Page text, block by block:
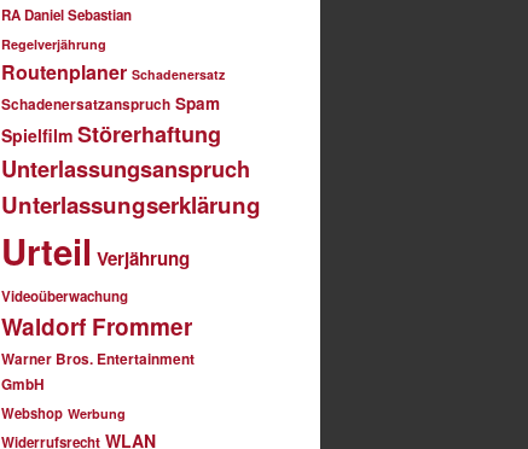
RA Daniel Sebastian
Regelverjährung
Routenplaner Schadenersatz
Schadenersatzanspruch Spam
Spielfilm Störerhaftung
Unterlassungsanspruch
Unterlassungserklärung
Urteil Verjährung
Videoüberwachung
Waldorf Frommer
Warner Bros. Entertainment
GmbH
Webshop Werbung
Widerrufsrecht WLAN